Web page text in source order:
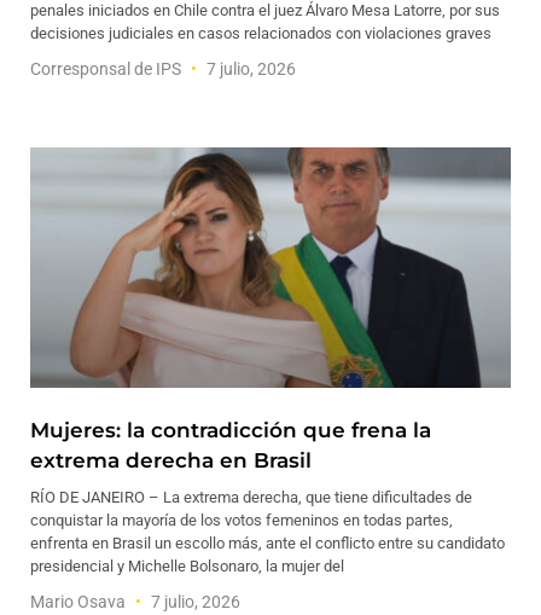
penales iniciados en Chile contra el juez Álvaro Mesa Latorre, por sus
decisiones judiciales en casos relacionados con violaciones graves
Corresponsal de IPS 7 julio, 2026
Mujeres: la contradicción que frena la
extrema derecha en Brasil
RÍO DE JANEIRO – La extrema derecha, que tiene dificultades de
conquistar la mayoría de los votos femeninos en todas partes,
enfrenta en Brasil un escollo más, ante el conflicto entre su candidato
presidencial y Michelle Bolsonaro, la mujer del
Mario Osava 7 julio, 2026